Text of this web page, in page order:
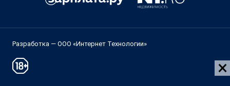
Разработка — ООО «Интернет Технологии»